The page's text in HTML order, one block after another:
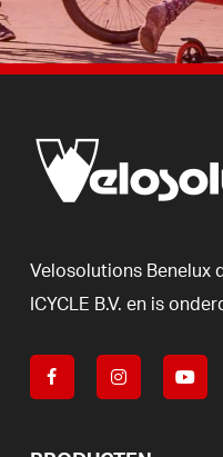
Velosolutions Benelux
ICYCLE B.V. en is